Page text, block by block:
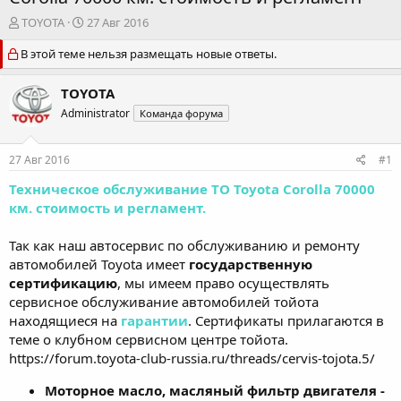
А
т
о
р
т
е
TOYOTA
Д
т
а
н
а
ч
27 Авг 2016
В этой теме нельзя размещать новые ответы.
TOYOTA
Administrator Команда форума
27 Авг 2016 #1
Техническое обслуживание ТО Toyota Corolla 70000
км. стоимость и регламент.
Так как наш автосервис по обслуживанию и ремонту
автомобилей Toyota имеет государственную
сертификацию, мы имеем право осуществлять
сервисное обслуживание автомобилей тойота
находящиеся на гарантии. Сертификаты прилагаются в
теме о клубном сервисном центре тойота.
https://forum.toyota-club-russia.ru/threads/cervis-tojota.5/
Моторное масло, масляный фильтр двигателя -